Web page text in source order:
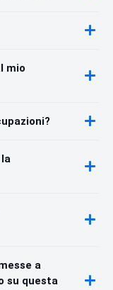
mio
a
su questa